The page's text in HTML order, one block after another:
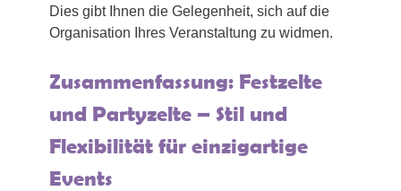
Dies gibt Ihnen die Gelegenheit, sich auf die
Organisation Ihres Veranstaltung zu widmen.
Zusammenfassung: Festzelte
und Partyzelte – Stil und
Flexibilität für einzigartige
Events